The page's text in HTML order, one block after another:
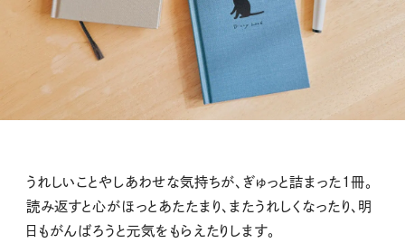
うれしいことやしあわせな気持ちが、ぎゅっと詰まった1冊。
読み返すと心がほっとあたたまり、またうれしくなったり、明
日もがんばろうと元気をもらえたりします。